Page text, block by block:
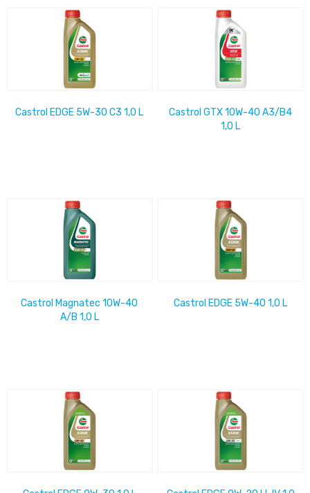
Castrol EDGE 5W-30 C3 1,0 L
Castrol GTX 10W-40 A3/B4
1,0 L
Castrol Magnatec 10W-40
A/B 1,0 L
Castrol EDGE 5W-40 1,0 L